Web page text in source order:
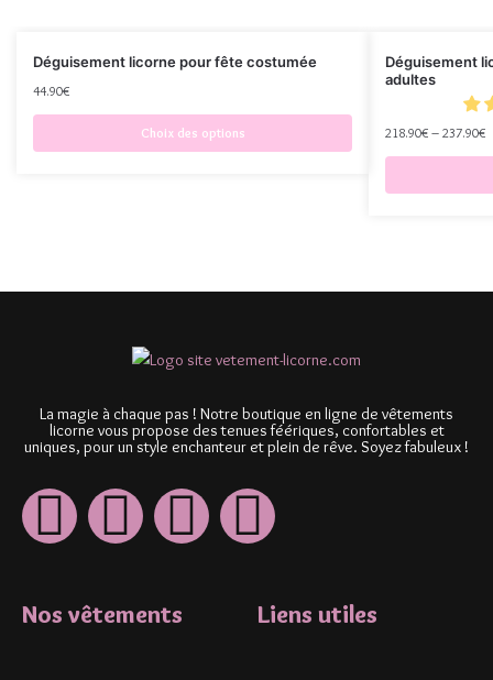
Déguisement licorne pour fête costumée
44.90€
Choix des options
Déguisement
adultes
218.90€ – 237.90€
La magie à chaque pas ! Notre boutique en ligne de vêtements
licorne vous propose des tenues féériques, confortables et
uniques, pour un style enchanteur et plein de rêve. Soyez fabuleux !
Nos vêtements Liens utiles